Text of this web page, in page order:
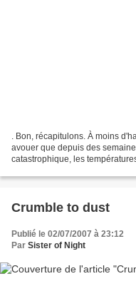
. Bon, récapitulons. À moins
avouer que depuis des
catastrophique, les
Crumble to dust
Publié le 02/07/2007 à 23:12
Par Sister of Night